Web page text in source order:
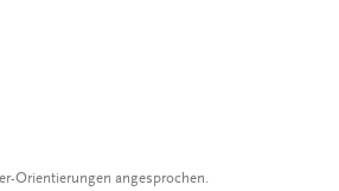
Orientierungen angesprochen.